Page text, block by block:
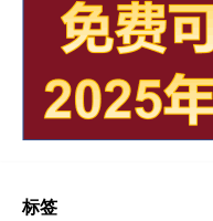
标签